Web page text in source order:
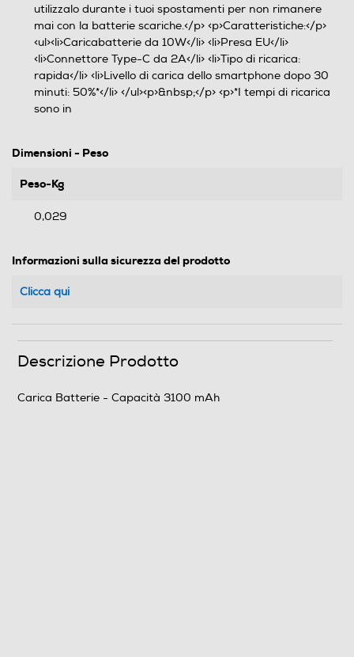
utilizzalo durante i tuoi spostamenti per non rimanere
mai con la batterie scariche.</p> <p>Caratteristiche:</p>
<ul><li>Caricabatterie da 10W</li> <li>Presa EU</li>
<li>Connettore Type-C da 2A</li> <li>Tipo di ricarica:
rapida</li> <li>Livello di carica dello smartphone dopo 30
minuti: 50%*</li> </ul><p>&nbsp;</p> <p>*I tempi di ricarica
sono in
Dimensioni - Peso
Peso-Kg
0,029
Informazioni sulla sicurezza del prodotto
Clicca qui
Descrizione Prodotto
Carica Batterie - Capacità 3100 mAh